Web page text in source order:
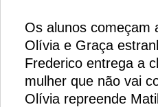
Os alunos começam
Olívia e Graça
Frederico entrega a
mulher que não vai
Olívia repreende